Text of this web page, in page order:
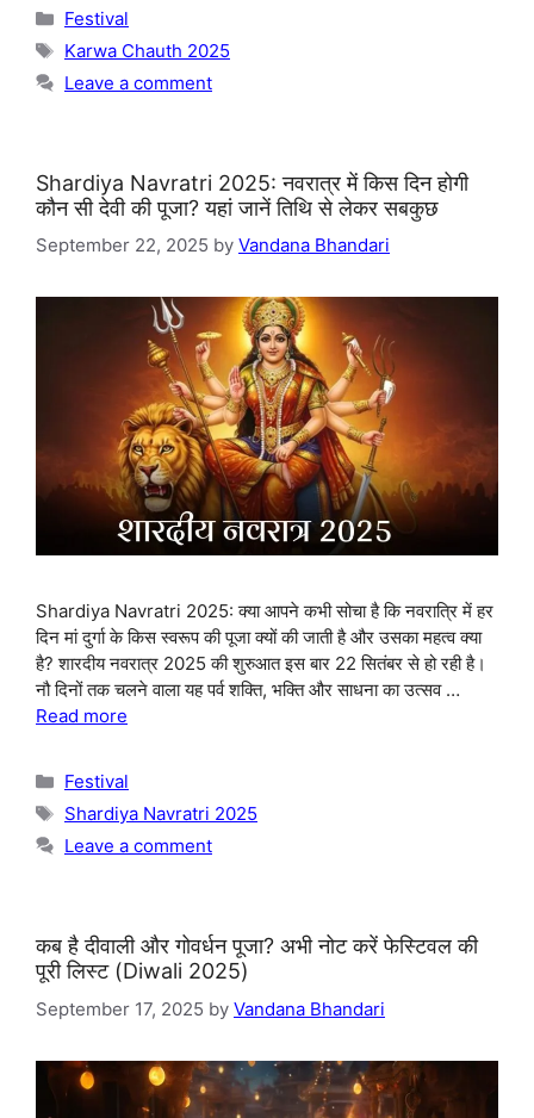
Categories
Festival
Tags
Karwa Chauth 2025
Leave a comment
Shardiya Navratri 2025: नवरात्र में किस दिन होगी
कौन सी देवी की पूजा? यहां जानें तिथि से लेकर सबकुछ
September 22, 2025 by Vandana Bhandari
Shardiya Navratri 2025: क्या आपने कभी सोचा है कि नवरात्रि में हर
दिन मां दुर्गा के किस स्वरूप की पूजा क्यों की जाती है और उसका महत्व क्या
है? शारदीय नवरात्र 2025 की शुरुआत इस बार 22 सितंबर से हो रही है।
नौ दिनों तक चलने वाला यह पर्व शक्ति, भक्ति और साधना का उत्सव …
Read more
Categories
Festival
Tags
Shardiya Navratri 2025
Leave a comment
कब है दीवाली और गोवर्धन पूजा? अभी नोट करें फेस्टिवल की
पूरी लिस्ट (Diwali 2025)
September 17, 2025 by Vandana Bhandari